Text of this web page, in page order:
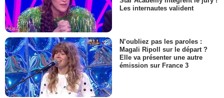
Les internautes valident
N’oubliez pas les paroles :
Magali Ripoll sur le départ ?
Elle va présenter une autre
émission sur France 3